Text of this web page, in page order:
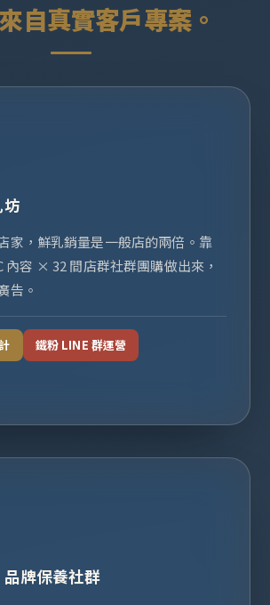
來自真實客戶專案。
家，鮮乳銷量是一般店的兩倍。靠
內容 × 32 間店群社群團購做出來，
告。
鐵粉 LINE 群運營
牌保養社群